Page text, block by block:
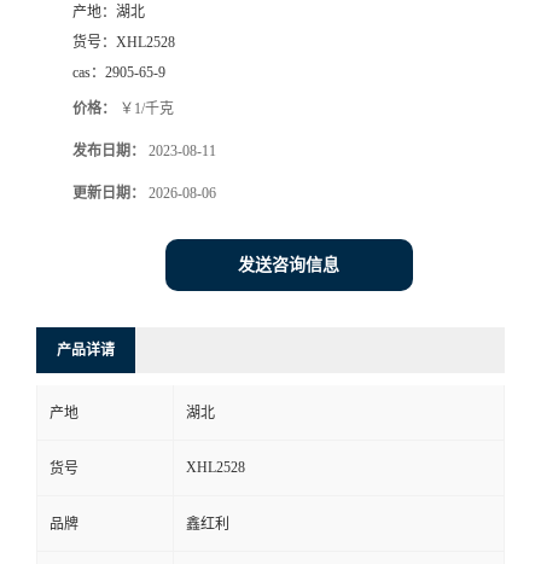
产地： 湖北
货号： XHL2528
cas： 2905-65-9
价格： ￥1/千克
发布日期： 2023-08-11
更新日期： 2026-08-06
发送咨询信息
产品详请
产地 湖北
货号 XHL2528
品牌 鑫红利